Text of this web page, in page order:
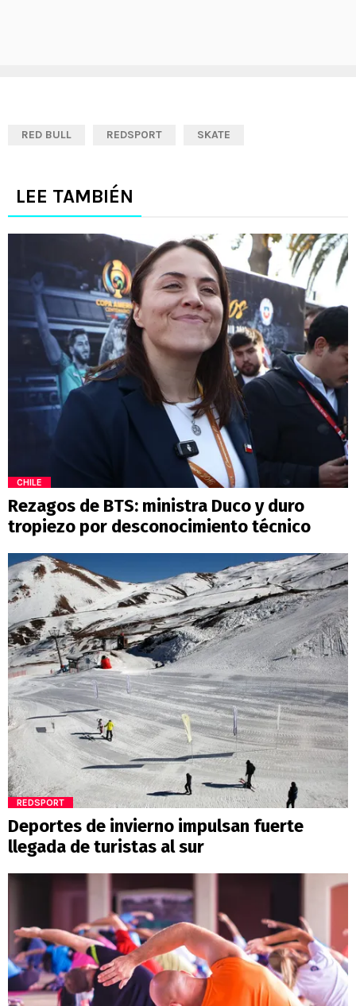
RED BULL REDSPORT SKATE
LEE TAMBIÉN
CHILE
Rezagos de BTS: ministra Duco y duro
tropiezo por desconocimiento técnico
REDSPORT
Deportes de invierno impulsan fuerte
llegada de turistas al sur